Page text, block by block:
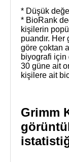
* Düşük
* BioRank
kişilerin
puandır. Her
göre çoktan
biyografi için
30 güne ait
kişilere ait
Grimm